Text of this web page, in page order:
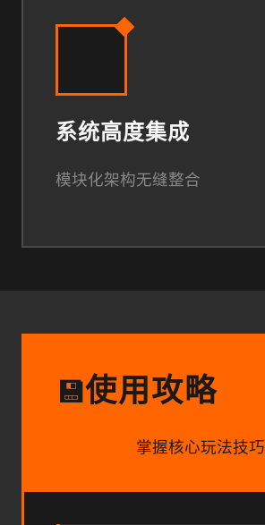
系统高度集成
模块化架构无缝整合
💾使用攻略
掌握核心玩法技巧